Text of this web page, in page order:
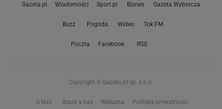
Gazeta.pl Wiadomości Sport.pl Biznes Gazeta Wyborcza
Buzz Pogoda Wideo Tok.FM
Poczta Facebook RSS
Copyright © Gazeta.pl sp. z o.o.
O Nas Staże u nas Reklama Polityka prywatności